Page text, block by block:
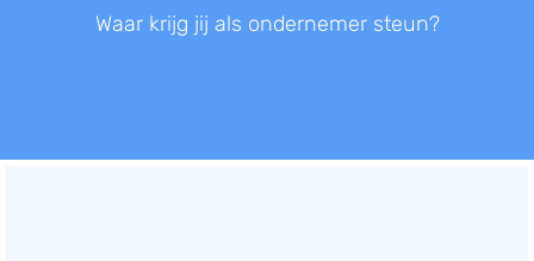
Debiteurenbeheer
Waar krijg jij als ondernemer steun?